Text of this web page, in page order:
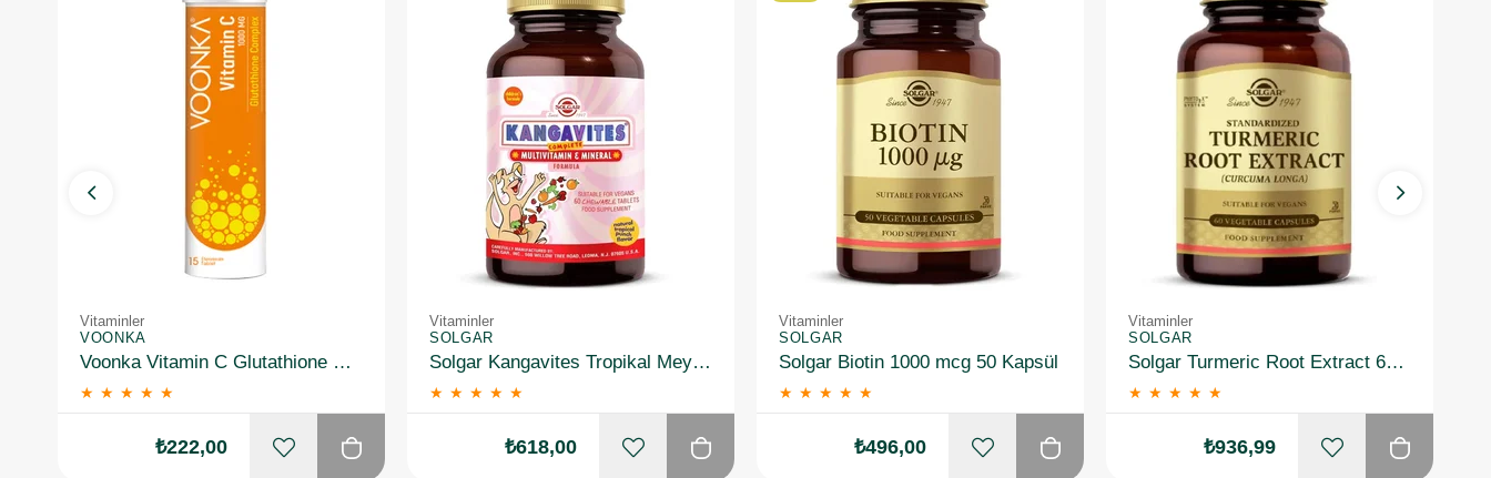
Vitaminler
VOONKA
Voonka Vitamin C Glutathione Complex Efervesan 15 Tablet
★ ★ ★ ★ ★
₺222,00
Vitaminler
SOLGAR
Solgar Kangavites Tropikal Meyve Aromalı 60 Tablet
★ ★ ★ ★ ★
₺618,00
Vitaminler
SOLGAR
Solgar Biotin 1000 mcg 50 Kapsül
★ ★ ★ ★ ★
₺496,00
Vitaminler
SOLGAR
Solgar Turmeric Root Extract 60 Kapsül
★ ★ ★ ★ ★
₺936,99